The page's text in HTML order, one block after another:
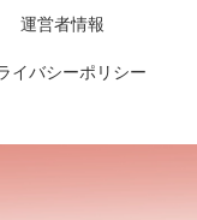
運営者情報
イバシーポリシー